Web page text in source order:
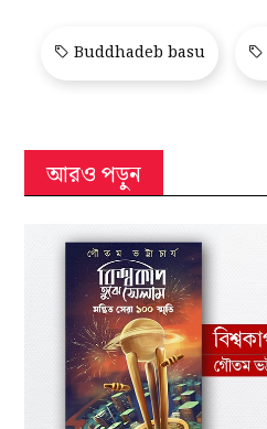
Buddhadeb basu
আরও পড়ুন